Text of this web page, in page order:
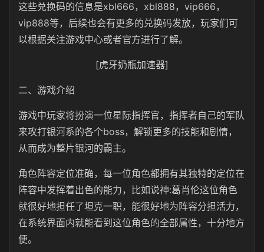
这些兑换码的信息是xbl666，xbl888，vip666，
vip888等，后续也会有更多的兑换码发放，玩家们可
以根据关注游戏中心或者官方进行了解。
[虎牙奶瓶加速器]
二、游戏介绍
游戏中玩家将扮演一位星际指挥官，指挥者自己的军队
来攻打银河系的各个boss，解锁更多的技能和剧情，
从而成为整片银河的霸主。
角色阵容定位准确，每一位角色都拥有其独特的定位在
阵容中发挥着出色的能力，比如说神:葛肖伦这位角色
就很好地担任了坦克一职，能很好地为阵容分担活力，
在系统界面内就能看到这位角色的全部属性，十分地方
便。